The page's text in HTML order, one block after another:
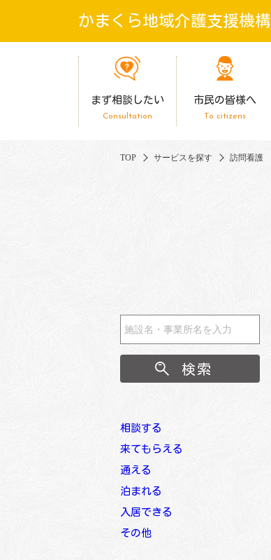
かまくら地域介護支援機構
まず相談したい
Consultation
市民の皆様へ
To citizens
TOP サービスを探す 訪問看護
相談する
居宅介護支援事業所
地域包括支援センター
来てもらえる
訪問介護
訪問入浴介護
訪問看護
訪問リハビリテーション
通える
地域密着型通所介護
通所介護
通所リハビリテーション
泊まれる
短期入所型介護
短期入所療養介護
入居できる
特定施設入居者生活介護
その他